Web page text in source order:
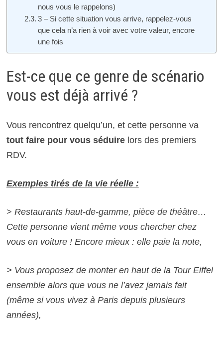
nous vous le rappelons)
3 – Si cette situation vous arrive, rappelez-vous
que cela n’a rien à voir avec votre valeur, encore
une fois
Est-ce que ce genre de scénario
vous est déjà arrivé ?
Vous rencontrez quelqu’un, et cette personne va
tout faire pour vous séduire lors des premiers
RDV.
Exemples tirés de la vie réelle :
> Restaurants haut-de-gamme, pièce de théâtre…
Cette personne vient même vous chercher chez
vous en voiture ! Encore mieux : elle paie la note,
> Vous proposez de monter en haut de la Tour Eiffel
ensemble alors que vous ne l’avez jamais fait
(même si vous vivez à Paris depuis plusieurs
années),